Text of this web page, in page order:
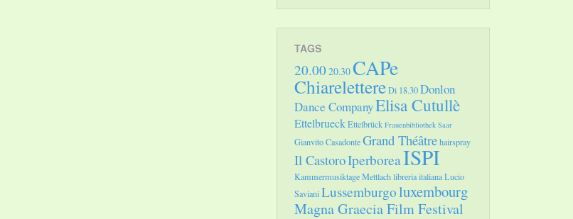
TAGS
20.00 20.30CAPe
ChiarelettereDi 18.30Donlon
Dance CompanyElisa Cutullè
EttelbrueckEttelbrück Frauenbibliothek Saar
Gianvito CasadonteGrand Théâtrehairspray
Il CastoroIperboreaISPI
Kammermusiktage Mettlachlibreria italianaLucio
SavianiLussemburgoluxembourg
Magna Graecia Film Festival